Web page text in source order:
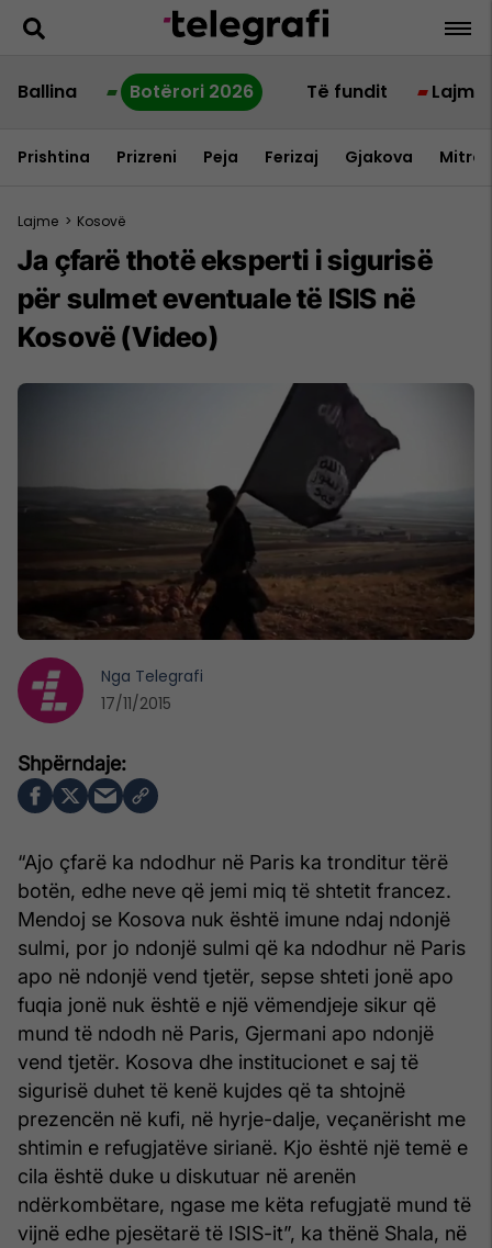
Ballina Botërori 2026 Të fundit Lajme
Prishtina Prizreni Peja Ferizaj Gjakova
Lajme > Kosovë
Ja çfarë thotë eksperti i sigurisë
për sulmet eventuale të ISIS në
Kosovë (Video)
“Ajo çfarë ka ndodhur në Paris ka tronditur tërë
botën, edhe neve që jemi miq të shtetit francez.
Mendoj se Kosova nuk është imune ndaj ndonjë
sulmi, por jo ndonjë sulmi që ka ndodhur në Paris
apo në ndonjë vend tjetër, sepse shteti jonë apo
fuqia jonë nuk është e një vëmendjeje sikur që
mund të ndodh në Paris, Gjermani apo ndonjë
vend tjetër. Kosova dhe institucionet e saj të
sigurisë duhet të kenë kujdes që ta shtojnë
prezencën në kufi, në hyrje-dalje, veçanërisht me
shtimin e refugjatëve sirianë. Kjo është një temë e
cila është duke u diskutuar në arenën
ndërkombëtare, ngase me këta refugjatë mund të
vijnë edhe pjesëtarë të ISIS-it”, ka thënë Shala, në
Nga Telegrafi
17/11/2015